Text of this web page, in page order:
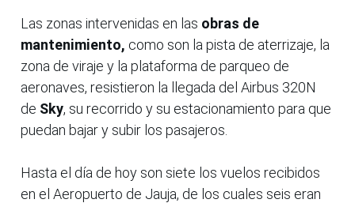
Las zonas intervenidas en las obras de
mantenimiento, como son la pista de aterrizaje, la
zona de viraje y la plataforma de parqueo de
aeronaves, resistieron la llegada del Airbus 320N
de Sky, su recorrido y su estacionamiento para que
puedan bajar y subir los pasajeros.
Hasta el día de hoy son siete los vuelos recibidos
en el Aeropuerto de Jauja, de los cuales seis eran